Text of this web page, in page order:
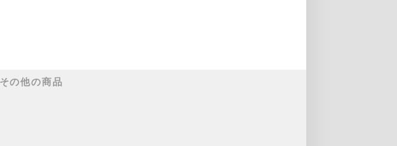
その他の商品